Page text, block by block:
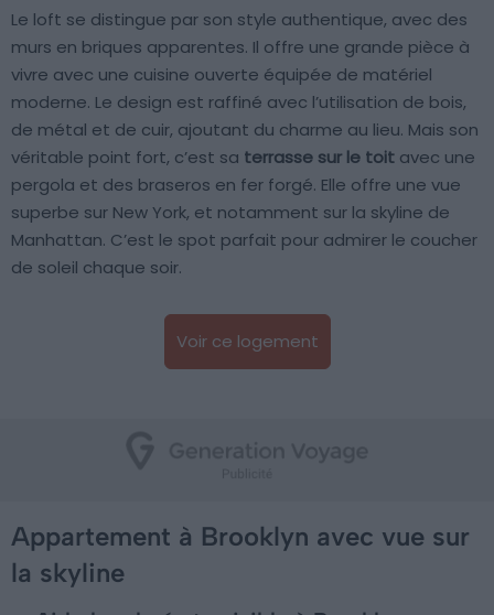
Le loft se distingue par son style authentique, avec des
murs en briques apparentes. Il offre une grande pièce à
vivre avec une cuisine ouverte équipée de matériel
moderne. Le design est raffiné avec l’utilisation de bois,
de métal et de cuir, ajoutant du charme au lieu. Mais son
véritable point fort, c’est sa terrasse sur le toit avec une
pergola et des braseros en fer forgé. Elle offre une vue
superbe sur New York, et notamment sur la skyline de
Manhattan. C’est le spot parfait pour admirer le coucher
de soleil chaque soir.
Voir ce logement
Appartement à Brooklyn avec vue sur
la skyline